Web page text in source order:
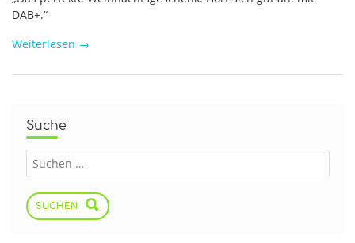
DAB+.“
Weiterlesen →
Suche
SUCHEN